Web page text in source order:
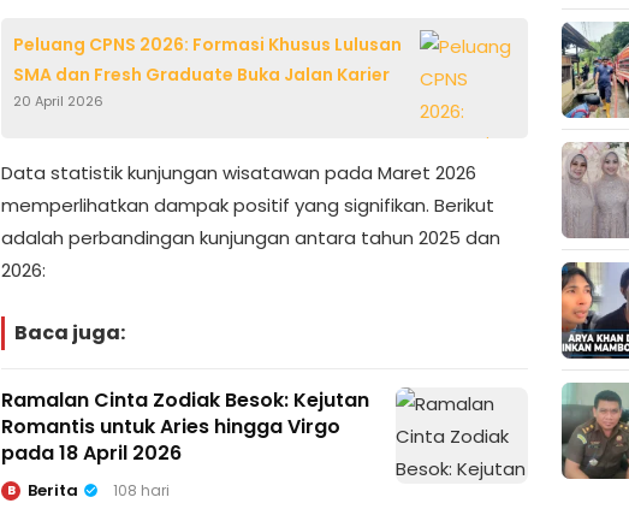
Peluang CPNS 2026: Formasi Khusus Lulusan
SMA dan Fresh Graduate Buka Jalan Karier
20 April 2026
Data statistik kunjungan wisatawan pada Maret 2026
memperlihatkan dampak positif yang signifikan. Berikut
adalah perbandingan kunjungan antara tahun 2025 dan
2026:
Baca juga:
Ramalan Cinta Zodiak Besok: Kejutan
Romantis untuk Aries hingga Virgo
pada 18 April 2026
B Berita 108 hari